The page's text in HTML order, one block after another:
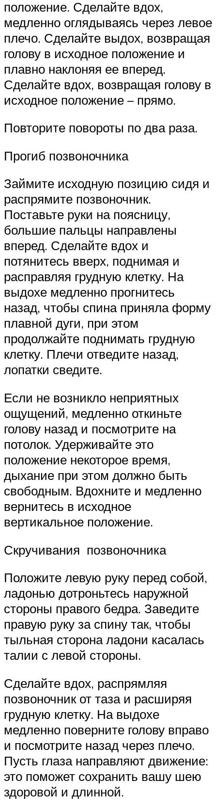
положение. Сделайте вдох,
медленно оглядываясь через левое
плечо. Сделайте выдох, возвращая
голову в исходное положение и
плавно наклоняя ее вперед.
Сделайте вдох, возвращая голову в
исходное положение – прямо.
Повторите повороты по два раза.
Прогиб позвоночника
Займите исходную позицию сидя и
распрямите позвоночник.
Поставьте руки на поясницу,
большие пальцы направлены
вперед. Сделайте вдох и
потянитесь вверх, поднимая и
расправляя грудную клетку. На
выдохе медленно прогнитесь
назад, чтобы спина приняла форму
плавной дуги, при этом
продолжайте поднимать грудную
клетку. Плечи отведите назад,
лопатки сведите.
Если не возникло неприятных
ощущений, медленно откиньте
голову назад и посмотрите на
потолок. Удерживайте это
положение некоторое время,
дыхание при этом должно быть
свободным. Вдохните и медленно
вернитесь в исходное
вертикальное положение.
Скручивания позвоночника
Положите левую руку перед собой,
ладонью дотроньтесь наружной
стороны правого бедра. Заведите
правую руку за спину так, чтобы
тыльная сторона ладони касалась
талии с левой стороны.
Сделайте вдох, распрямляя
позвоночник от таза и расширяя
грудную клетку. На выдохе
медленно поверните голову вправо
и посмотрите назад через плечо.
Пусть глаза направляют движение:
это поможет сохранить вашу шею
здоровой и длинной.